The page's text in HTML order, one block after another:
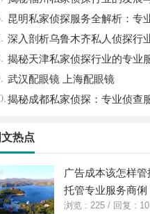
昆明私家侦探服务全解析：专
解决疑难问题
深入剖析乌鲁木齐私人侦探行
应用现状
揭秘天津私家侦探行业的专业
趋势
武汉配眼镜 上海配眼镜
揭秘成都私家侦探：专业侦查
文热点
广告成本该怎样
托管专业服务商俐
浏览 : 225 / 回复 : 10